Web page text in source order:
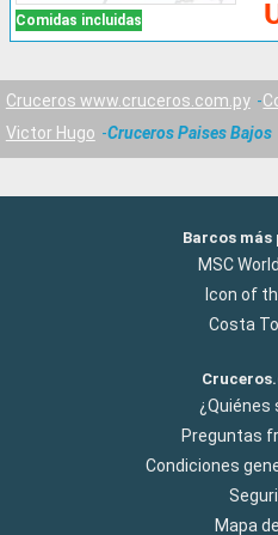
Comidas incluidas
Cruceros www.cruceros.com.py
Victor Hugo
Cruceros Paises Bajos
Barcos más
MSC
Icon of
Costa
¿Quiénes
Preguntas
Condiciones
Mapa